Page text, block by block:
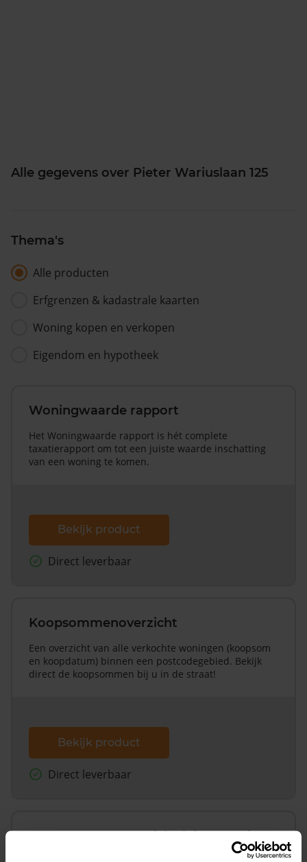
Alle gegevens over Pieter Wariuslaan 125
Thema's
Alle producten
Erfgrenzen & kadastrale kaarten
Woning kopen en verkopen
Eigendom en hypotheek
Woningwaarde rapport
Het Woningwaarde rapport is hét complete
taxatierapport om tot een juiste waarde inschatting
van een woning te komen.
Bekijk product
Direct leverbaar
Koopsommenoverzicht
Een overzicht van alle verkochte woningen (koopsom
en koopdatum) binnen een postcodegebied. Bekijk
direct de koopsommen bij u in de straat!
Bekijk product
Direct leverbaar
Koopsommenoverzicht (1 jaar gratis